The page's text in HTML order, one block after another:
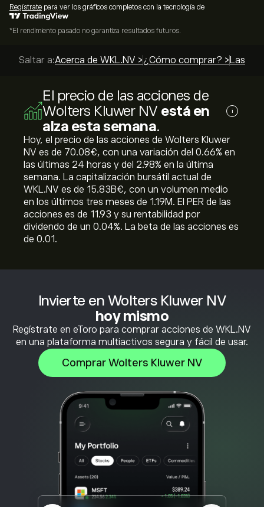
Invierte en Wolters Kluwer NV
hoy mismo
Regístrate en eToro para comprar acciones de WKL.NV
en una plataforma multiactivos segura y fácil de usar.
Comprar Wolters Kluwer NV
Regístrate para ver los gráficos completos con la tecnología de
*El rendimiento pasado no garantiza resultados futuros.
Saltar a:Acerca de WKL.NV >¿Cómo comprar? > Las
El precio de las acciones de
Wolters Kluwer NV está en
alza esta semana.
i
Hoy, el precio de las acciones de Wolters Kluwer
NV es de 70.08‎€‎, con una variación del ‎0.66‎% en
las últimas 24 horas y del ‎2.98‎% en la última
semana. La capitalización bursátil actual de
WKL.NV es de 15.83B‎€‎, con un volumen medio
en los últimos tres meses de 1.19M. El PER de las
acciones es de 11.93 y su rentabilidad por
dividendo de un 0.04%. La beta de las acciones es
de 0.01.